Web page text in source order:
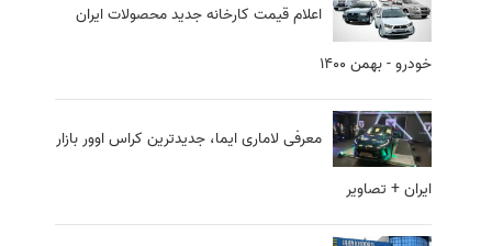
اعلام قیمت کارخانه جدید محصولات ایران
خودرو - بهمن ۱۴۰۰
معرفی لاماری ایما، جدیدترین کراس اوور بازار
ایران + تصاویر